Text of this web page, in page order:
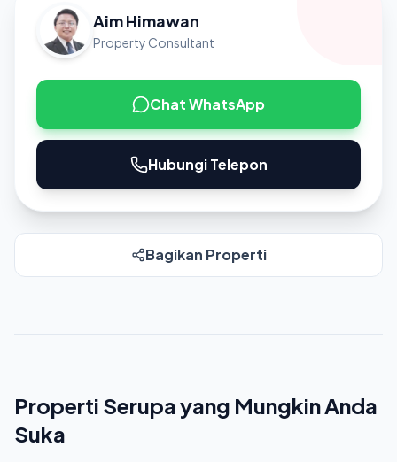
Aim Himawan
Property Consultant
Chat WhatsApp
Hubungi Telepon
Bagikan Properti
Properti Serupa yang Mungkin Anda
Suka